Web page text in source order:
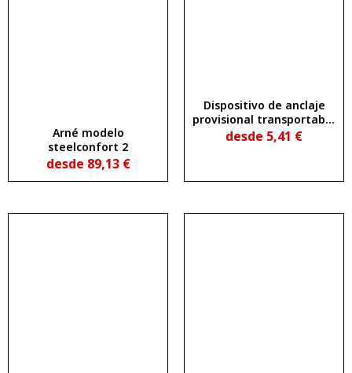
Arné modelo
steelconfort 2
desde 89,13 €
Dispositivo de anclaje
provisional transportable
(cinta de anclaje) de 100
desde 5,41 €